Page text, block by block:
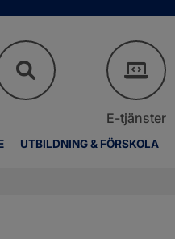
UTBILDNING & FÖRSKOLA
E-tjänster